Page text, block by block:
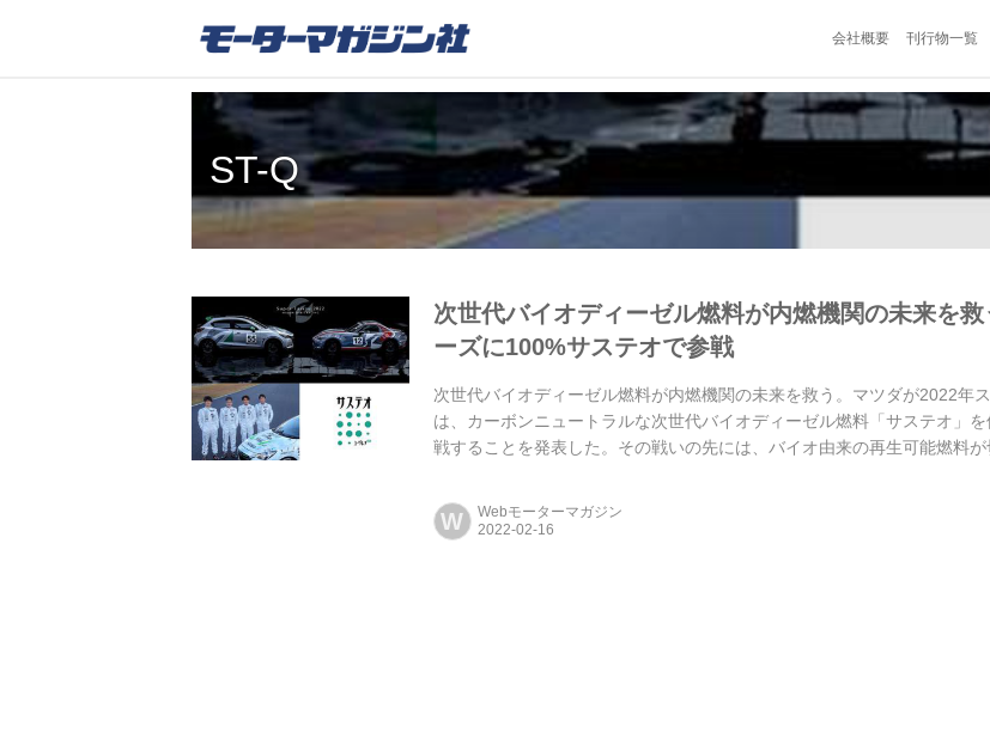
会社概要 刊行物一覧
ST-Q
次世代バイオディーゼル燃料が内燃機関の未来を
ーズに100%サステオで参戦
次世代バイオディーゼル燃料が内燃機関の未来を救う。マツダが2022年
は、カーボンニュートラルな次世代バイオディーゼル燃料「サステオ」
戦することを発表した。その戦いの先には、バイオ由来の再生可能燃料
W Webモーターマガジン